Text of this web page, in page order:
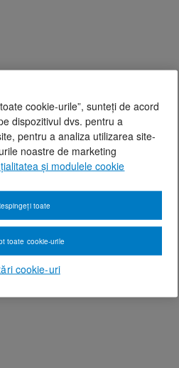
cookie-urile”, sunteți de acord
dispozitivul dvs. pentru a
pentru a analiza utilizarea site-
noastre de marketing
și modulele cookie
cookie-uri
toate
toate cookie-urile